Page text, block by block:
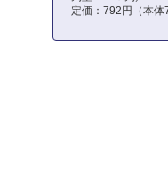
定価：792円（本体